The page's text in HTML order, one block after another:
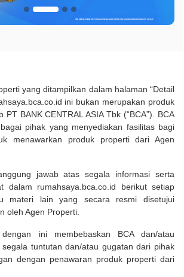
yang ditampilkan dalam halaman “Detail
ini bukan merupakan produk
BANK CENTRAL ASIA Tbk (“BCA”). BCA
pihak yang menyediakan fasilitas bagi
menawarkan produk properti dari Agen
jawab atas segala informasi serta
dalam rumahsaya.bca.co.id berikut setiap
materi lain yang secara resmi disetujui
oleh Agen Properti.
ini membebaskan BCA dan/atau
segala tuntutan dan/atau gugatan dari pihak
dengan penawaran produk properti dari